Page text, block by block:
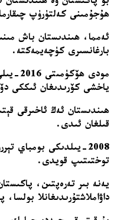
ھۇجۇمىنى كەلتۈرۈپ
بارغانسىرى كۈچەيمەكتە.
ياخشى كۆرىدىغان ئىككى
قىلغان ئىدى.
2008-يىلدىكى بومباي
توختىتىپ قويدى.
يەنە بىر تەرەپتىن،
داۋاملاشتۇرىدىغانلا